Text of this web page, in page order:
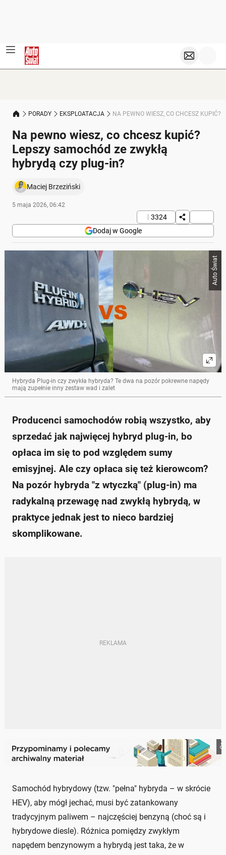
PORADY EKSPLOATACJA NA PEWNO WIESZ, CO CHCESZ KUPIĆ?
Na pewno wiesz, co chcesz kupić?
Lepszy samochód ze zwykłą
hybrydą czy plug-in?
Maciej Brzeziński
5 maja 2026, 06:42
3324
Dodaj w Google
Auto Świat
Hybryda Plug-in czy zwykła hybryda? Te dwa na pozór pokrewne napędy
mają zupełnie inny zestaw wad i zalet
Producenci samochodów robią wszystko, aby
sprzedać jak najwięcej hybryd plug-in, bo
opłaca im się to pod względem sumy
emisyjnej. Ale czy opłaca się też kierowcom?
Na pozór hybryda "z wtyczką" (plug-in) ma
radykalną przewagę nad zwykłą hybrydą, w
praktyce jednak jest to nieco bardziej
skomplikowane.
Onet
Samochód hybrydowy (tzw. "pełna" hybryda – w skrócie
HEV), aby mógł jechać, musi być zatankowany
tradycyjnym paliwem – najczęściej benzyną (choć są i
hybrydowe diesle). Różnica pomiędzy zwykłym
napędem benzynowym a hybrydą jest taka, że w